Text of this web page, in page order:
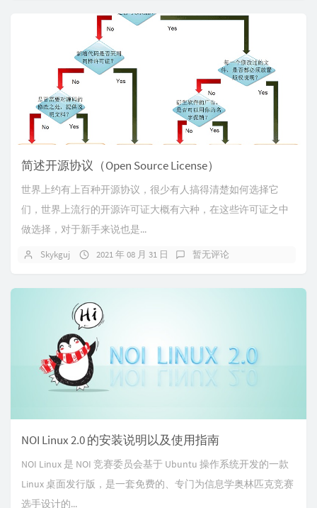
简述开源协议（Open Source License）
世界上约有上百种开源协议，很少有人搞得清楚如何选择它
们，世界上流行的开源许可证大概有六种，在这些许可证之中
做选择，对于新手来说也是...
Skykguj 2021 年 08 月 31 日 暂无评论
NOI Linux 2.0 的安装说明以及使用指南
NOI Linux 是 NOI 竞赛委员会基于 Ubuntu 操作系统开发的一款
Linux 桌面发行版，是一套免费的、专门为信息学奥林匹克竞赛
选手设计的...